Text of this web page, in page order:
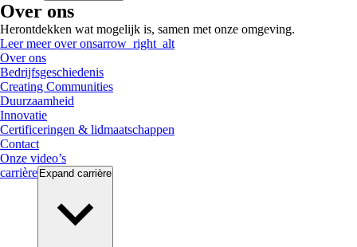
Over ons
Herontdekken wat mogelijk is, samen met onze omgeving.
Leer meer over onsarrow_right_alt
Over ons
Bedrijfsgeschiedenis
Creating Communities
Duurzaamheid
Innovatie
Certificeringen & lidmaatschappen
Contact
Onze video’s
carrière Expand carrière